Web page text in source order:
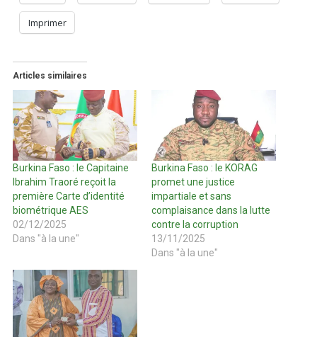
Imprimer
Articles similaires
Burkina Faso : le Capitaine
Ibrahim Traoré reçoit la
première Carte d’identité
biométrique AES
02/12/2025
Dans "à la une"
Burkina Faso : le KORAG
promet une justice
impartiale et sans
complaisance dans la lutte
contre la corruption
13/11/2025
Dans "à la une"